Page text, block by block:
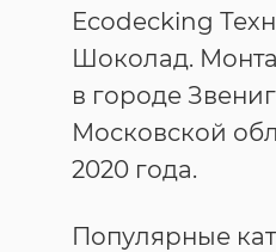
Ecodecking
Шоколад.
в городе
Московской
2020 года.
Популярные